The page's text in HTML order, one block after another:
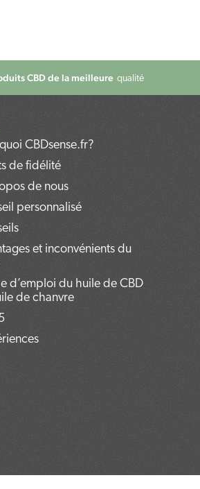
CBD de la meilleure qualité
CBDsense.fr?
de fidélité
de nous
personnalisé
et inconvénients du
d’emploi du huile de CBD
de chanvre